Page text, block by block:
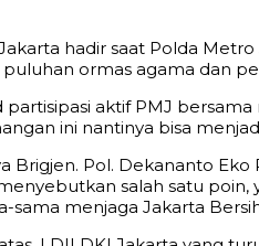
hadir saat Polda
ormas agama dan
partisipasi aktif PMJ
ini nantinya bisa
Brigjen. Pol. Dekananto
salah satu
sama menjaga Jakarta